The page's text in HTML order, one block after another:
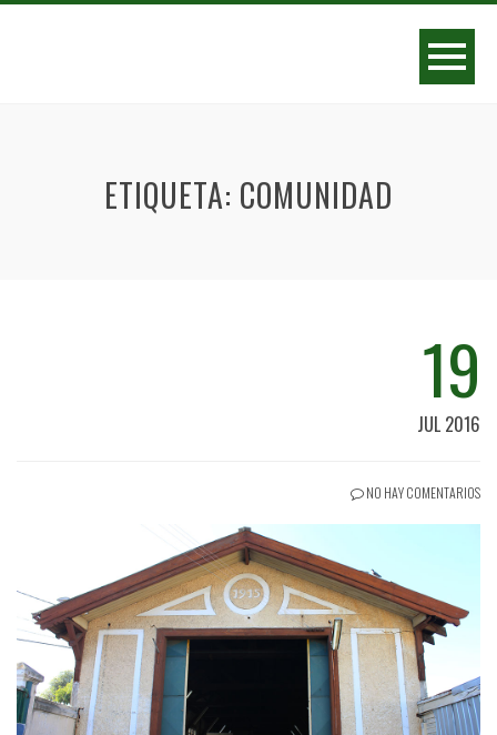
ETIQUETA: COMUNIDAD
19
JUL 2016
NO HAY COMENTARIOS